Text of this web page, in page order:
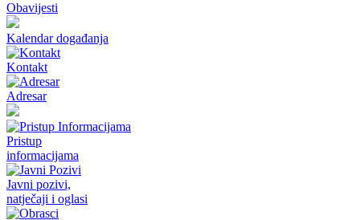
Obavijesti
Kalendar događanja
Kontakt
Adresar
Pristup
informacijama
Javni pozivi,
natječaji i oglasi